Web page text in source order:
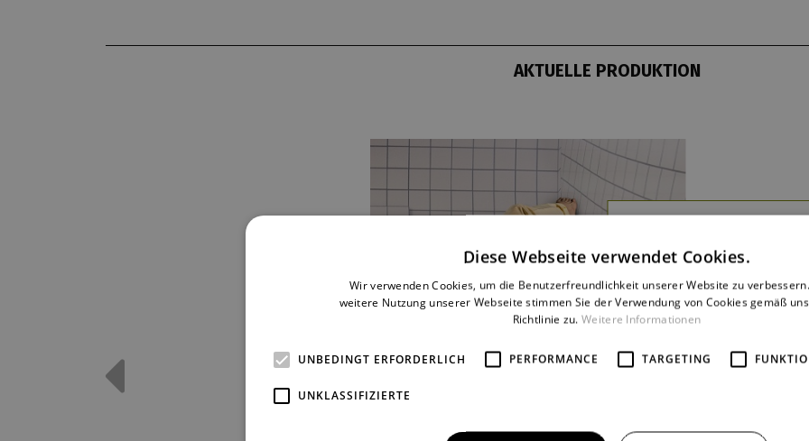
AKTUELLE PRODUKTION
HERAUS …
Dustin Klein
Eine der Ikonen der
postmodernen Literatur ist
Diese Webseite verwendet Cookies.
Wir verwenden Cookies, um die Benutzerfreundlichkeit unserer Website zu
weitere Nutzung unserer Webseite stimmen Sie der Verwendung von Cookies gemäß
Richtlinie zu. Weitere Informationen
UNBEDINGT ERFORDERLICH PERFORMANCE TARGETING
UNKLASSIFIZIERTE